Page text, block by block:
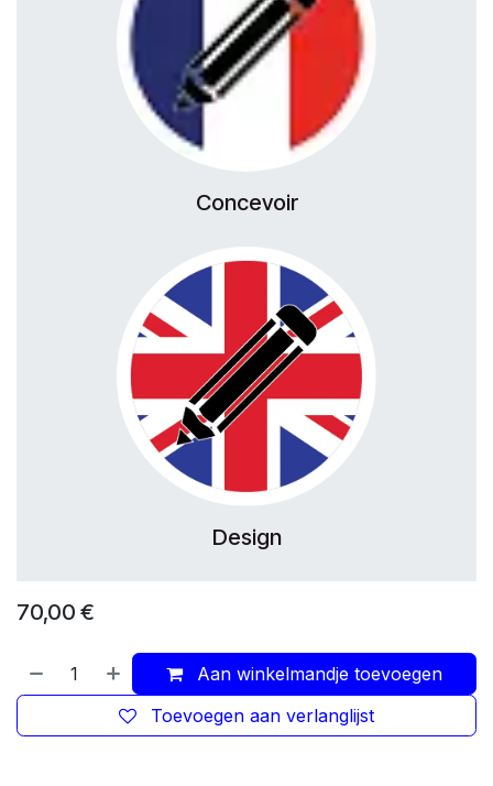
Concevoir
Design
70,00 €
Aan winkelmandje toevoegen
Toevoegen aan verlanglijst